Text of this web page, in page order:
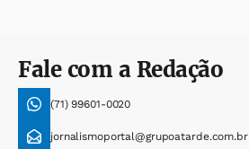
Fale com a Redação
(71) 99601-0020
jornalismoportal@grupoatarde.com.br